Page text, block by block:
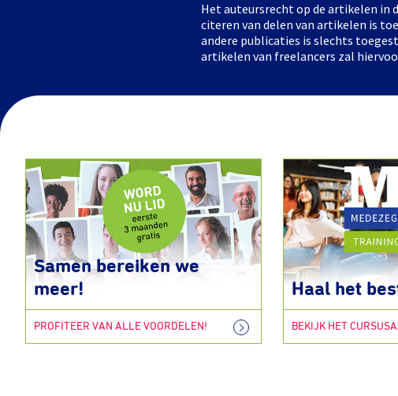
Het auteursrecht op de artikelen in
citeren van delen van artikelen is
andere publicaties is slechts
artikelen van freelancers zal
Samen bereiken we
meer!
PROFITEER VAN ALLE VOORDELEN!
Haal het
BEKIJK HET